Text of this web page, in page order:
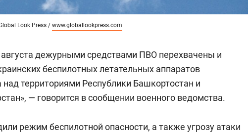
Look Press / www.globallookpress.com
августа дежурными средствами ПВО перехвачены и
беспилотных летательных аппаратов
над территориями Республики Башкортостан и
— говорится в сообщении военного ведомства.
режим беспилотной опасности, а также угрозу атаки